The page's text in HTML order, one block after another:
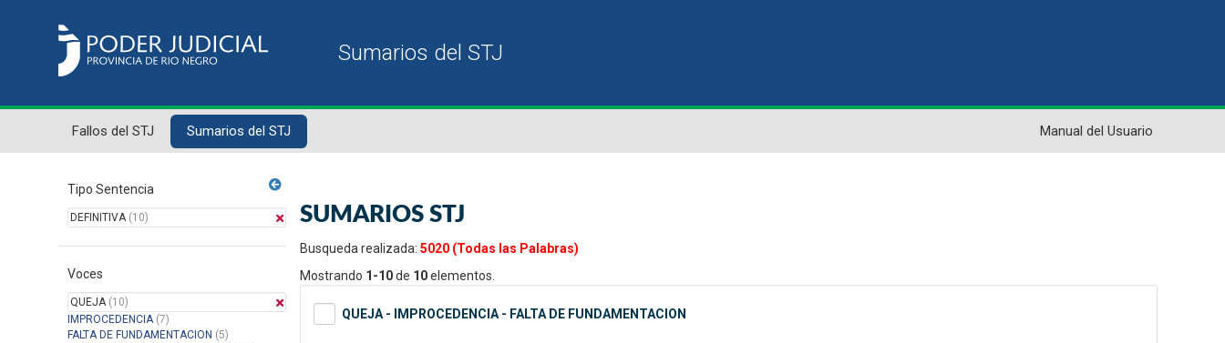
Fallos del STJ Sumarios del STJ Manual del Usuario
Tipo Sentencia
DEFINITIVA(10)
Voces
QUEJA(10)
IMPROCEDENCIA(7)
FALTA DE FUNDAMENTACION (5)
SUMARIOS STJ
Busqueda realizada: 5020 (Todas las Palabras)
Mostrando 1-10de 10elementos.
QUEJA - IMPROCEDENCIA - FALTA DE FUNDAMENTACION